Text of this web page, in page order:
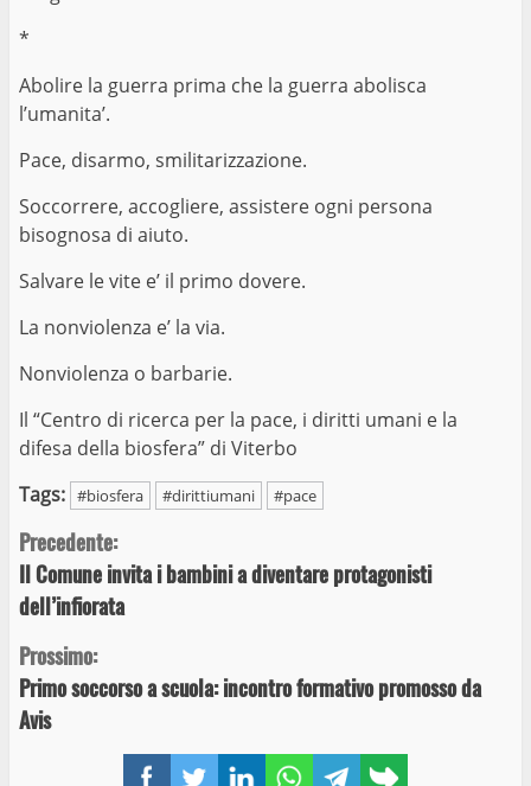
FacebookTwitterLinkedInWhatsAppTelegram
*
Abolire la guerra prima che la guerra abolisca
l’umanita’.
Pace, disarmo, smilitarizzazione.
Soccorrere, accogliere, assistere ogni persona
bisognosa di aiuto.
Salvare le vite e’ il primo dovere.
La nonviolenza e’ la via.
Nonviolenza o barbarie.
Il “Centro di ricerca per la pace, i diritti umani e la
difesa della biosfera” di Viterbo
Tags: #biosfera #dirittiumani #pace
Continue
Reading
Precedente:
Il Comune invita i bambini a diventare protagonisti
dell’infiorata
Prossimo:
Primo soccorso a scuola: incontro formativo promosso da
Avis